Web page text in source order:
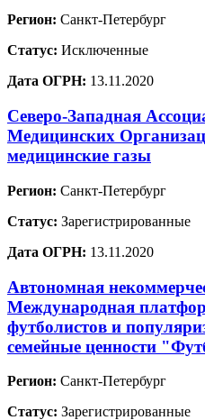
Регион: Санкт-Петербург
Статус: Исключенные
Дата ОГРН: 13.11.2020
Северо-Западная
Медицинских
медицинские газы
Регион: Санкт-Петербург
Статус: Зарегистрированные
Дата ОГРН: 13.11.2020
Автономная
Международная
футболистов и
семейные ценности
Регион: Санкт-Петербург
Статус: Зарегистрированные